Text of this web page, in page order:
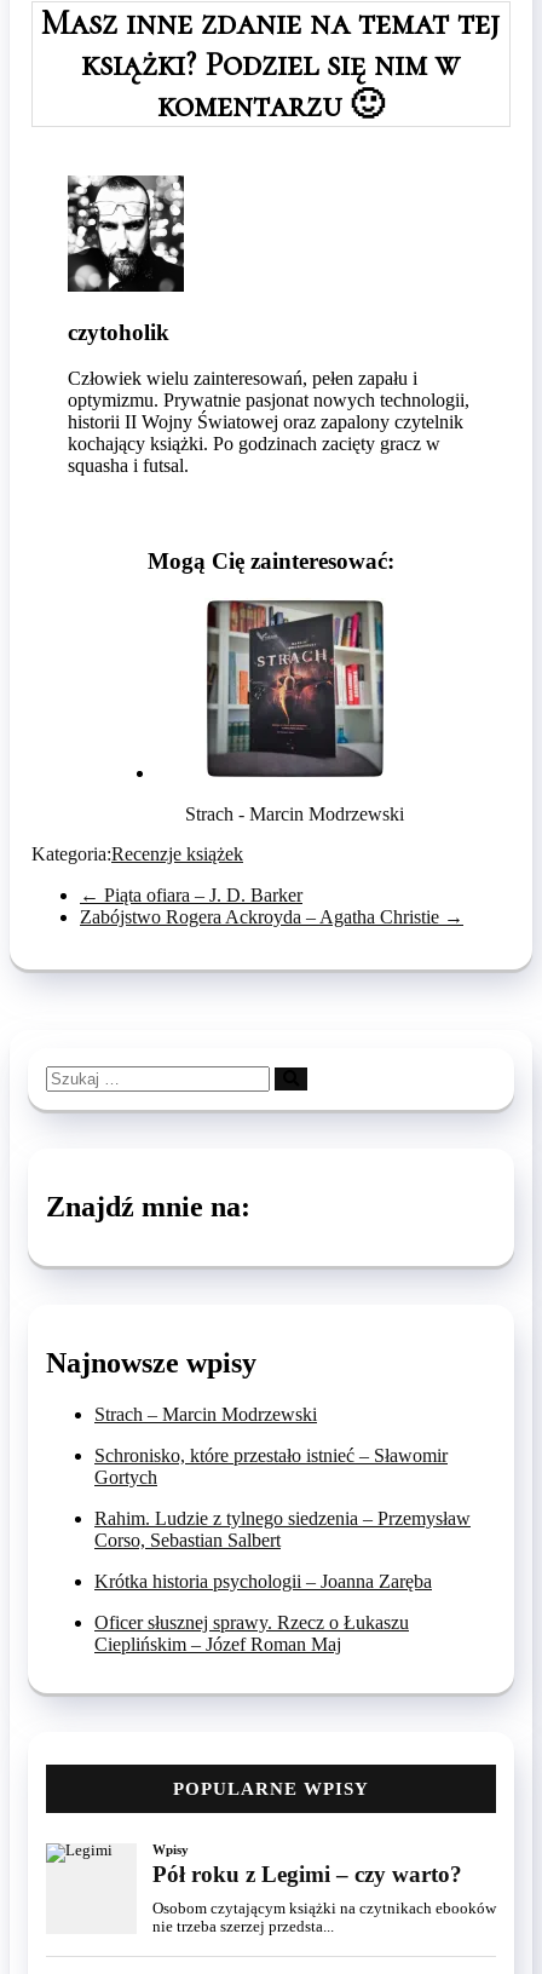
Masz inne zdanie na temat tej
książki? Podziel się nim w
komentarzu 🙂
czytoholik
Człowiek wielu zainteresowań, pełen zapału i
optymizmu. Prywatnie pasjonat nowych technologii,
historii II Wojny Światowej oraz zapalony czytelnik
kochający książki. Po godzinach zacięty gracz w
squasha i futsal.
Mogą Cię zainteresować:
Strach - Marcin Modrzewski
Kategoria:Recenzje książek
← Piąta ofiara – J. D. Barker
Zabójstwo Rogera Ackroyda – Agatha Christie →
Szukaj
…
Znajdź mnie na:
Najnowsze wpisy
Strach – Marcin Modrzewski
Schronisko, które przestało istnieć – Sławomir
Gortych
Rahim. Ludzie z tylnego siedzenia – Przemysław
Corso, Sebastian Salbert
Krótka historia psychologii – Joanna Zaręba
Oficer słusznej sprawy. Rzecz o Łukaszu
Cieplińskim – Józef Roman Maj
POPULARNE WPISY
Wpisy
Pół roku z Legimi – czy warto?
Osobom czytającym książki na czytnikach ebooków
nie trzeba szerzej przedsta...